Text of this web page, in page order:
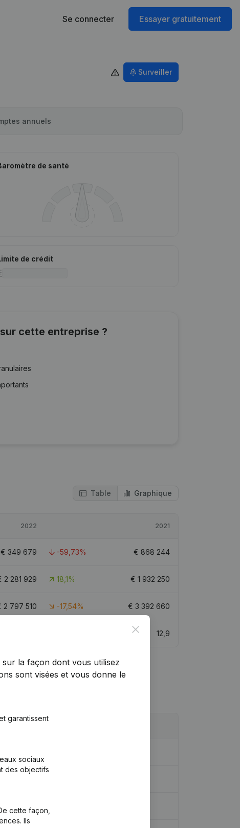
Se connecter Essayer gratuitement
Surveiller
annuels
de santé
de crédit
cette entreprise ?
Table Graphique
2022 2021
€ 349 679 -59,73% € 868 244
2 281 929 18,1% € 1 932 250
2 797 510 -17,54% € 3 392 660
12,9
- Nominations
Close
la façon dont vous utilisez
sont visées et vous donne le
garantissent
sociaux
des objectifs
cette façon,
Ils